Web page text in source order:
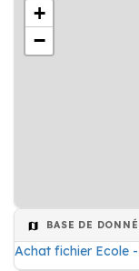
+
−
BASE DE
Achat fichier Ecole